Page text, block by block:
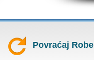
Povraćaj Robe